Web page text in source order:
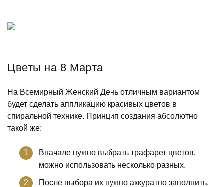
Цветы на 8 Марта
На Всемирный Женский День отличным вариантом
будет сделать аппликацию красивых цветов в
спиральной технике. Принцип создания абсолютно
такой же:
Вначале нужно выбрать трафарет цветов,
можно использовать несколько разных.
После выбора их нужно аккуратно заполнить,